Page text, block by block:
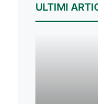
ULTIMI